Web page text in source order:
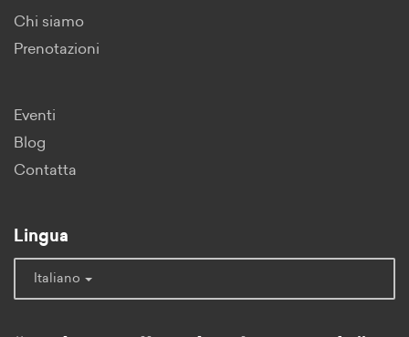
Chi siamo
Prenotazioni
Eventi
Blog
Contatta
Lingua
Italiano